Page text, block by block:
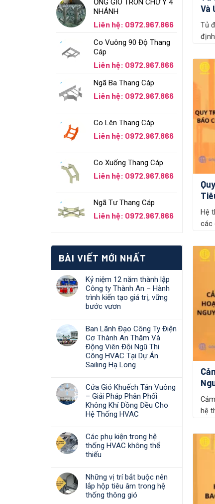
ỐNG GIÓ TRÒN CHỮ Y 4
NHÁNH
Liên hệ: 0972.967.866
Co Vuông 90 Độ Thang
Cáp
Liên hệ: 0972.967.866
Ngã Ba Thang Cáp
Liên hệ: 0972.967.866
Co Lên Thang Cáp
Liên hệ: 0972.967.866
Co Xuống Thang Cáp
Liên hệ: 0972.967.866
Ngã Tư Thang Cáp
Liên hệ: 0972.967.866
BÀI VIẾT MỚI NHẤT
Kỷ niệm 12 năm thành lập
Công ty Thành An – Hành
trình kiến tạo giá trị, vững
bước vươn
Ban Lãnh Đạo Công Ty Điện
Cơ Thành An Thăm Và
Động Viên Đội Ngũ Thi
Công HVAC Tại Dự Án
Sailing Hạ Long
Cửa Gió Khuếch Tán Vuông
– Giải Pháp Phân Phối
Không Khí Đồng Đều Cho
Hệ Thống HVAC
Các phụ kiện trong hệ
thống HVAC không thể
thiếu
Những vị trí bắt buộc nên
lắp hộp tiêu âm trong hệ
thống thông gió
Và
Tủ
Hệ
các
hệ